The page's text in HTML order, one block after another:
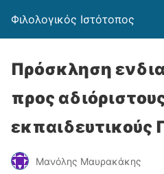
Φιλολογικός Ιστότοπος
Πρόσκληση
προς
εκπαιδευτικούς
Μανόλης Μαυρακάκης